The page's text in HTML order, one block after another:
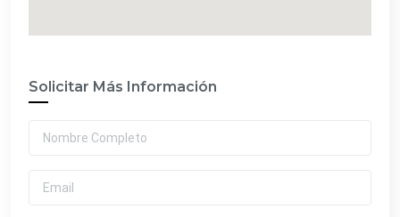
Solicitar Más Información